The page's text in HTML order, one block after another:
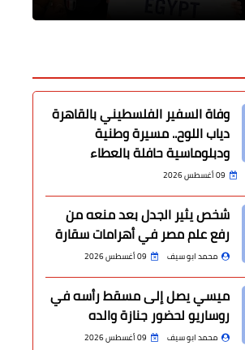
وفاة السفير الفلسطيني بالقاهرة
دياب اللوح.. مسيرة وطنية
ودبلوماسية حافلة بالعطاء
09 أغسطس 2026
شخص يثير الجدل بعد منعه من
رفع علم مصر في أهرامات سقارة
محمد ابو سيف 09 أغسطس 2026
ميسي يصل إلى مسقط رأسه في
روساريو لحضور جنازة والده
محمد ابو سيف 09 أغسطس 2026